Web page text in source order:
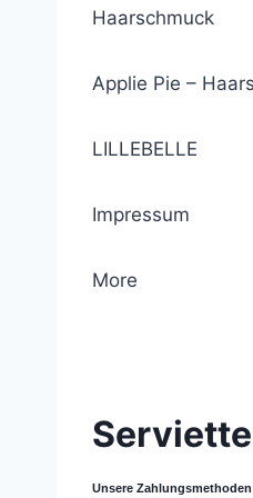
Haarschmuck
Applie Pie –
LILLEBELLE
Impressum
More
Unsere Zahlungsmethoden